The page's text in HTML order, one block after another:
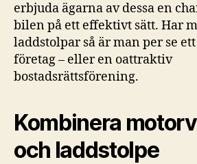
erbjuda ägarna av dessa en
bilen på ett effektivt sätt. Har
laddstolpar så är man per se
företag – eller en oattraktiv
bostadsrättsförening.
Kombinera
och laddstolpe